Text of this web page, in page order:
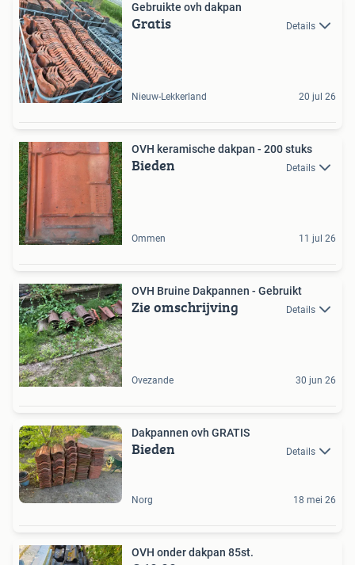
Gebruikte ovh dakpan
Gratis Details
Nieuw-Lekkerland 20 jul 26
OVH keramische dakpan - 200 stuks
Bieden Details
Ommen 11 jul 26
OVH Bruine Dakpannen - Gebruikt
Zie omschrijving Details
Ovezande 30 jun 26
Dakpannen ovh GRATIS
Bieden Details
Norg 18 mei 26
OVH onder dakpan 85st.